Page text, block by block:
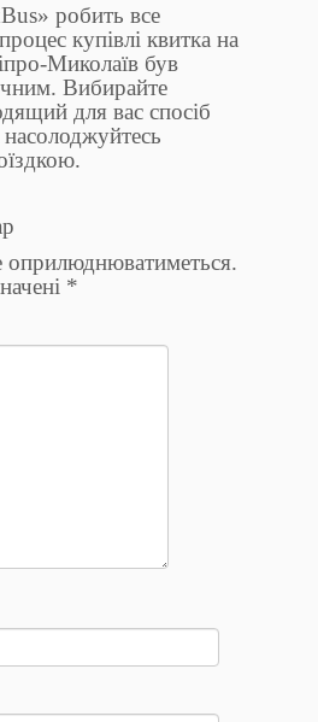
робить все
купівлі квитка на
Миколаїв був
Вибирайте
для вас спосіб
оприлюднюватиметься.
*